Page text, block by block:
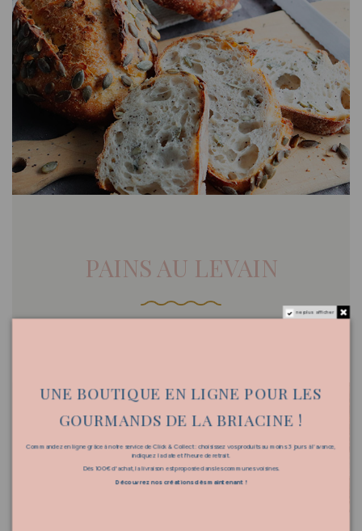
PAINS AU LEVAIN
ne plus afficher
UNE BOUTIQUE EN LIGNE POUR LES
GOURMANDS DE LA BRIACINE !
Commandez en ligne grâce à notre service de Click & Collect : choisissez vos produits au moins 3 jours à l’avance,
indiquez la date et l'heure de retrait.
Dès 100€ d'achat, la livraison est proposée dans les communes voisines.
Découvrez nos créations dès maintenant !